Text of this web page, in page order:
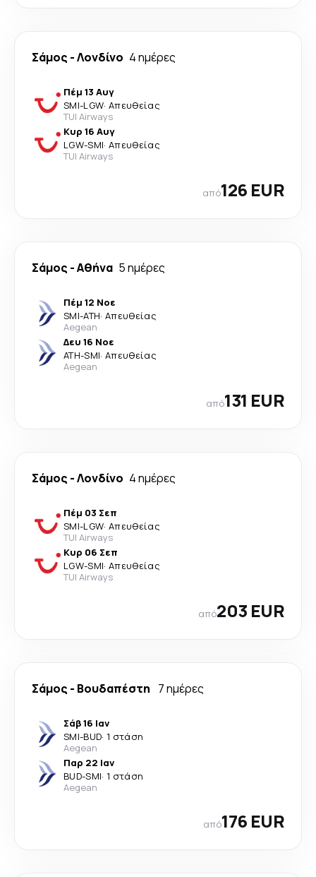
Σάμος -Λονδίνο 4 ημέρες
Πέμ 13 Αυγ
SMI-LGW· Απευθείας
TUI Airways
Κυρ 16 Αυγ
LGW-SMI· Απευθείας
TUI Airways
από126 EUR
Σάμος -Αθήνα 5 ημέρες
Πέμ 12 Νοε
SMI-ATH· Απευθείας
Aegean
Δευ 16 Νοε
ATH-SMI· Απευθείας
Aegean
από131 EUR
Σάμος -Λονδίνο 4 ημέρες
Πέμ 03 Σεπ
SMI-LGW· Απευθείας
TUI Airways
Κυρ 06 Σεπ
LGW-SMI· Απευθείας
TUI Airways
από203 EUR
Σάμος - Βουδαπέστη 7 ημέρες
Σάβ 16 Ιαν
SMI-BUD· 1 στάση
Aegean
Παρ 22 Ιαν
BUD-SMI· 1 στάση
Aegean
από176 EUR